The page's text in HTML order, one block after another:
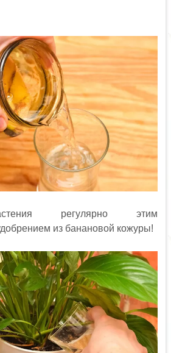
регулярно этим
из банановой кожуры!